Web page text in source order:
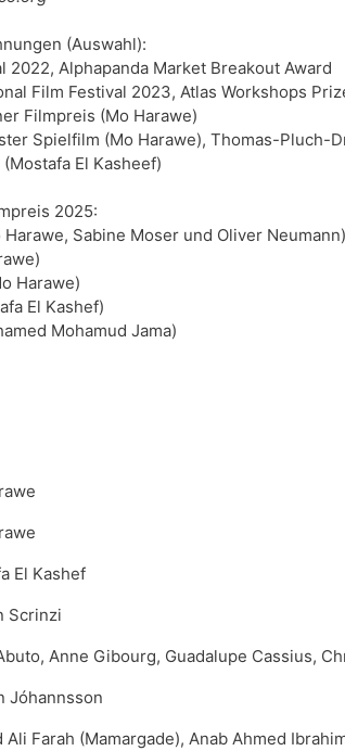
(Auswahl):
2022, Alphapanda Market Breakout Award
Film Festival 2023, Atlas Workshops
Filmpreis (Mo Harawe)
Spielfilm (Mo Harawe), Thomas-Pluch-
El Kasheef)
2025:
Sabine Moser und Oliver Neumann)
Harawe)
El Kashef)
Mohamud Jama)
El Kashef
Scrinzi
Anne Gibourg, Guadalupe Cassius,
Jóhannsson
Ali Farah (Mamargade), Anab Ahmed